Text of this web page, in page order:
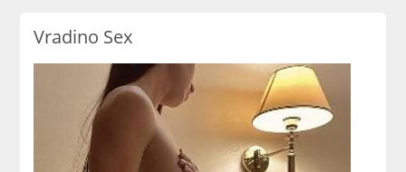
Vradino Sex